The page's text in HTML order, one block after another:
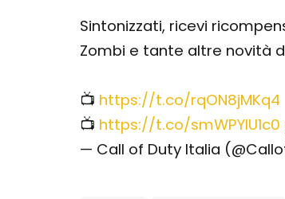
Sintonizzati, ricevi
Zombi e tante altre novità
📺 https://t.co/rqON8jMKq4
📺 https://t.co/smWPYlU1c0
— Call of Duty Italia